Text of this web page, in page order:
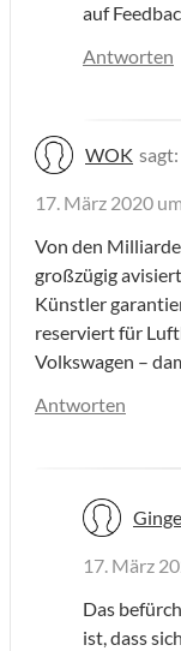
auf
Antworten
WOK sagt:
17. März 2020
Von den
großzügig
Künstler
reserviert für
Volkswagen –
Antworten
17. März
Das
ist, dass